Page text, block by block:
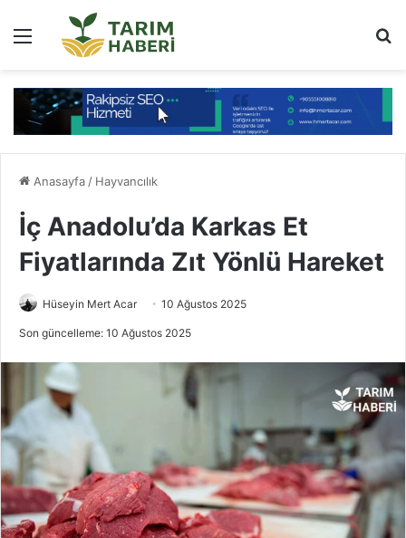
Menü
Anasayfa/ Hayvancılık
İç Anadolu’da Karkas Et
Fiyatlarında Zıt Yönlü Hareket
Hüseyin Mert Acar 10 Ağustos 2025
Son güncelleme: 10 Ağustos 2025